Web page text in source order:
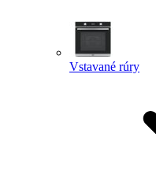
Vstavané rúry